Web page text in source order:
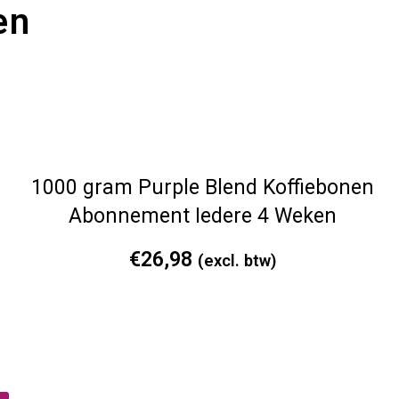
1000 gram Purple Blend Koffiebonen
Abonnement Iedere 4 Weken
€26,98 (excl. btw)